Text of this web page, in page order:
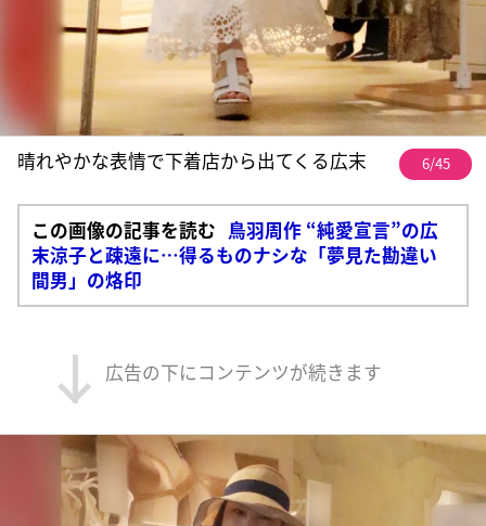
晴れやかな表情で下着店から出てくる広末 6/45
この画像の記事を読む 鳥羽周作 “純愛宣言”の広
末涼子と疎遠に…得るものナシな「夢見た勘違い
間男」の烙印
広告の下にコンテンツが続きます